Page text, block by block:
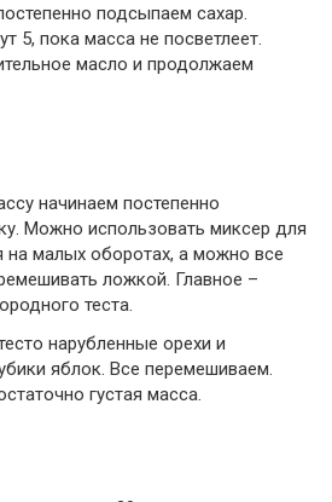
подсыпаем сахар.
5, пока масса не посветлеет.
масло и продолжаем
начинаем постепенно
Можно использовать миксер для
на малых оборотах, а можно все
ложкой. Главное –
теста.
нарубленные орехи и
яблок. Все перемешиваем.
густая масса.